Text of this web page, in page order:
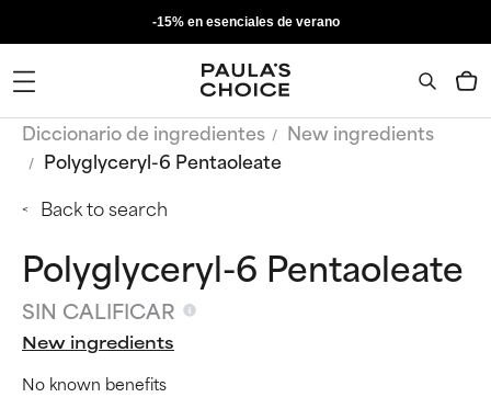
-15% en esenciales de verano
Diccionario de ingredientes
New ingredients
Polyglyceryl-6 Pentaoleate
Back to search
Polyglyceryl-6 Pentaoleate
SIN CALIFICAR
New ingredients
No known benefits